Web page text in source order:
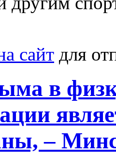
сайт для
в
–